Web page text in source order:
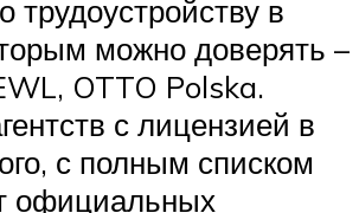
трудоустройству в
можно доверять –
OTTO Polska.
с лицензией в
с полным списком
официальных